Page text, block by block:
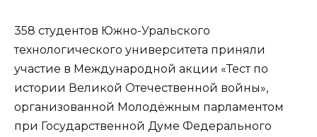
358 студентов Южно-Уральского
технологического университета приняли
участие в Международной акции «Тест по
истории Великой Отечественной войны»,
организованной Молодёжным парламентом
при Государственной Думе Федерального